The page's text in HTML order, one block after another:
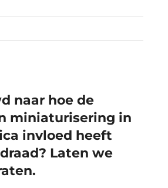
naar hoe de
miniaturisering in
invloed heeft
Laten we